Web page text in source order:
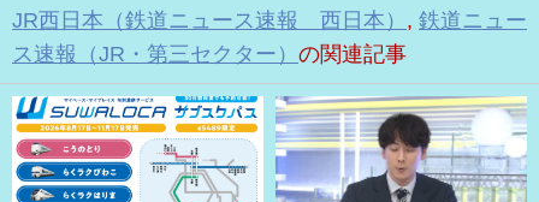
JR西日本（鉄道ニュース速報 西日本） , 鉄道ニュー
ス速報（JR・第三セクター） の関連記事